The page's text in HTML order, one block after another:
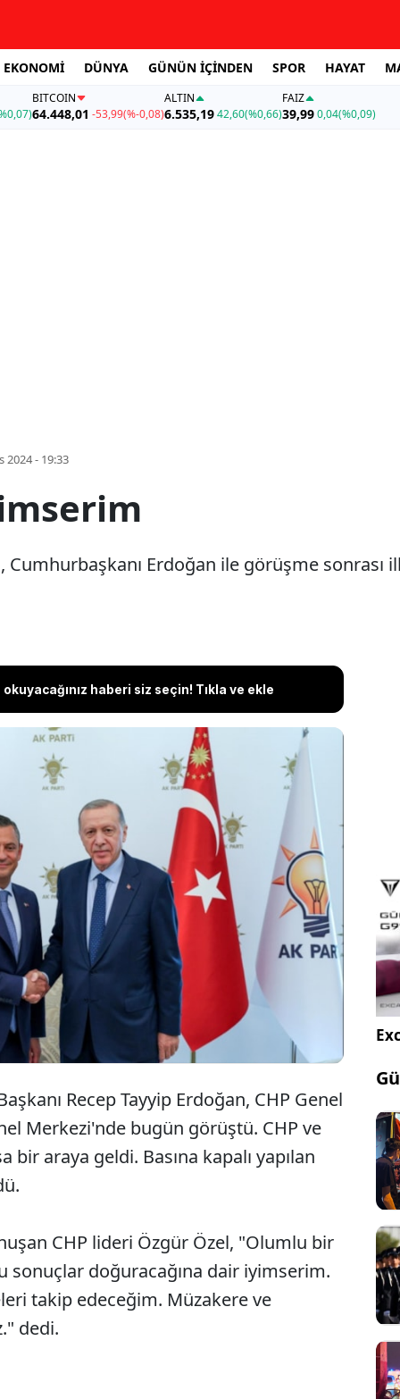
EKONOMİ DÜNYA GÜNÜN İÇİNDEN SPOR HAYAT
BITCOIN
64.448,01 -53,99(%-0,08)
ALTIN
6.535,1942,60(%0,66)
FAİZ
39,990,04(%0,09)
2024 - 19:33
Cumhurbaşkanı Erdoğan ile görüşme sonrası
haberi siz seçin! Tıkla ve ekle
CHP Genel Başkanı Özgür Özel, Cumhurbaşkanı
Erdoğan ile görüşme sonrası ilk demeci
SÖZCÜ'ye verdi.
Recep Tayyip Erdoğan, CHP Genel
Merkezi'nde bugün görüştü. CHP ve
bir araya geldi. Basına kapalı yapılan
CHP lideri Özgür Özel, "Olumlu bir
doğuracağına dair iyimserim.
takip edeceğim. Müzakere ve
dedi.